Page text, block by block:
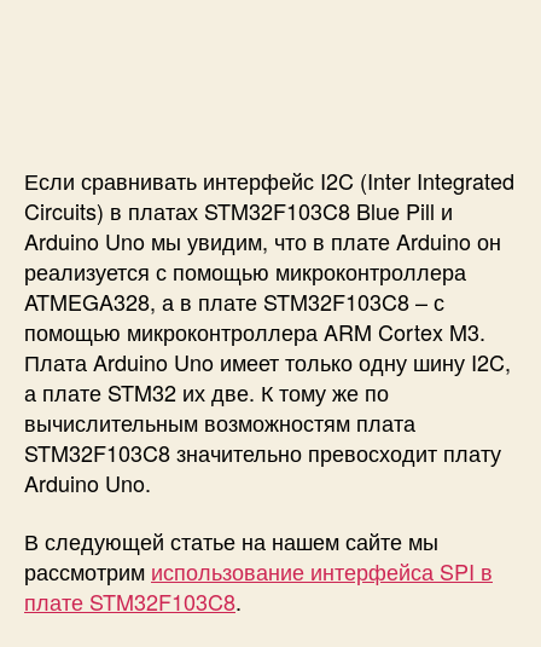
(
B
u
e
P
i
l
)
Если сравнивать интерфейс I2C (Inter Integrated
Circuits) в платах STM32F103C8 Blue Pill и
Arduino Uno мы увидим, что в плате Arduino он
реализуется с помощью микроконтроллера
ATMEGA328, а в плате STM32F103C8 – с
помощью микроконтроллера ARM Cortex M3.
Плата Arduino Uno имеет только одну шину I2C,
а плате STM32 их две. К тому же по
вычислительным возможностям плата
STM32F103C8 значительно превосходит плату
Arduino Uno.
В следующей статье на нашем сайте мы
рассмотрим использование интерфейса SPI в
плате STM32F103C8.